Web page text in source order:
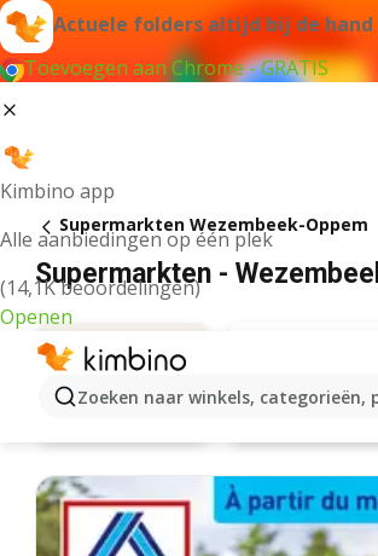
Actuele folders altijd bij de hand
Toevoegen aan Chrome - GRATIS
Kimbino app
Alle aanbiedingen op één plek
(14,1K beoordelingen)
Openen
Zoeken naar winkels, categorieën,
Supermarkten Wezembeek-Oppem
Supermarkten -
Carrefour